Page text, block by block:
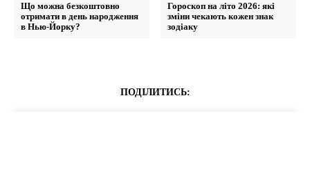
Що можна безкоштовно
отримати в день народження
в Нью-Йорку?
Гороскоп на літо 2026: які
зміни чекають кожен знак
зодіаку
ПОДІЛИТИСЬ: